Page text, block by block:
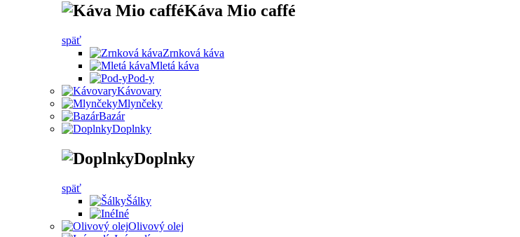
Káva Mio caffé
späť
Zrnková káva
Mletá káva
Pod-y
Kávovary
Mlynčeky
Bazár
Doplnky
Doplnky
späť
Šálky
Iné
Olivový olej